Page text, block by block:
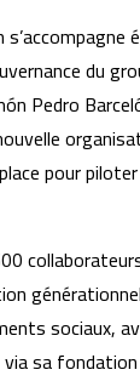
du
Pedro
pour
sociaux,
sa